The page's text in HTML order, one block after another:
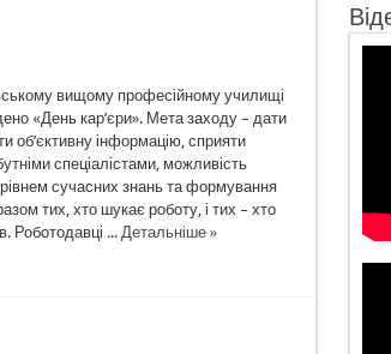
вищому професійному училищі
«День кар’єри». Мета заходу – дати
об’єктивну інформацію, сприяти
спеціалістами, можливість
рівнем сучасних знань та формування
тих, хто шукає роботу, і тих – хто
Роботодавці ...Детальніше »